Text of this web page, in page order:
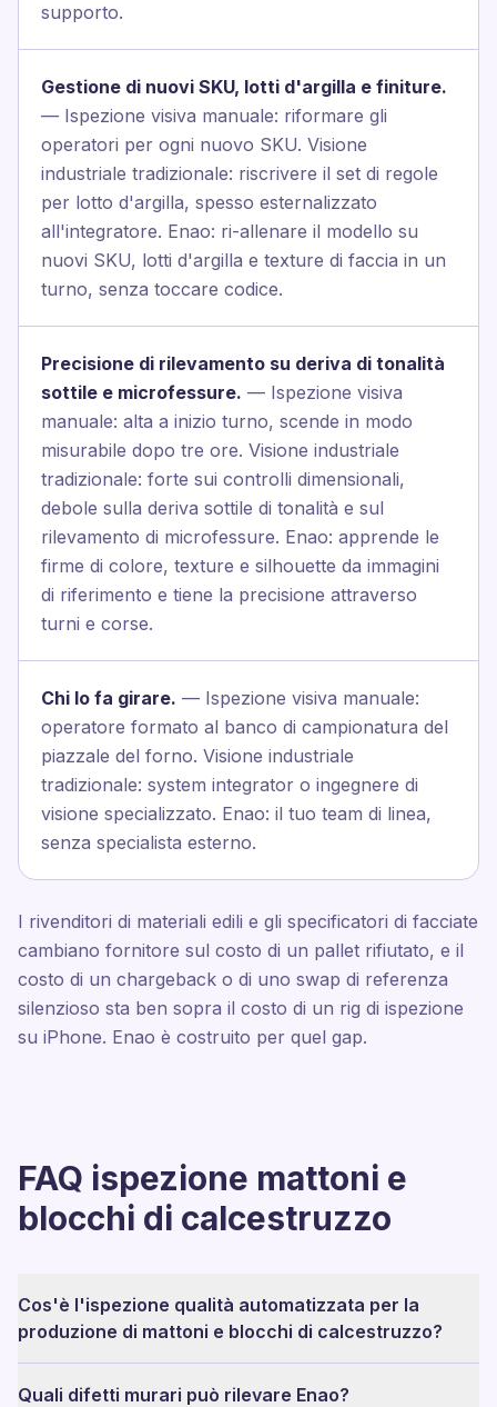
supporto.
Gestione di nuovi SKU, lotti d'argilla e finiture.
— Ispezione visiva manuale: riformare gli
operatori per ogni nuovo SKU. Visione
industriale tradizionale: riscrivere il set di regole
per lotto d'argilla, spesso esternalizzato
all'integratore. Enao: ri-allenare il modello su
nuovi SKU, lotti d'argilla e texture di faccia in un
turno, senza toccare codice.
Precisione di rilevamento su deriva di tonalità
sottile e microfessure. — Ispezione visiva
manuale: alta a inizio turno, scende in modo
misurabile dopo tre ore. Visione industriale
tradizionale: forte sui controlli dimensionali,
debole sulla deriva sottile di tonalità e sul
rilevamento di microfessure. Enao: apprende le
firme di colore, texture e silhouette da immagini
di riferimento e tiene la precisione attraverso
turni e corse.
Chi lo fa girare. — Ispezione visiva manuale:
operatore formato al banco di campionatura del
piazzale del forno. Visione industriale
tradizionale: system integrator o ingegnere di
visione specializzato. Enao: il tuo team di linea,
senza specialista esterno.
I rivenditori di materiali edili e gli specificatori di facciate
cambiano fornitore sul costo di un pallet rifiutato, e il
costo di un chargeback o di uno swap di referenza
silenzioso sta ben sopra il costo di un rig di ispezione
su iPhone. Enao è costruito per quel gap.
FAQ ispezione mattoni e
blocchi di calcestruzzo
Cos'è l'ispezione qualità automatizzata per la
produzione di mattoni e blocchi di calcestruzzo?
Quali difetti murari può rilevare Enao?